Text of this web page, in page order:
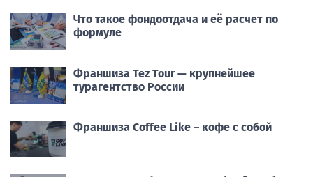
Что такое фондоотдача и её расчет по
формуле
Франшиза Tez Tour — крупнейшее
турагентство России
Франшиза Coffee Like – кофе с собой